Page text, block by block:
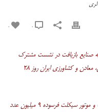
0
صنایع بازیافت در نشست مشترک
کمیسیون‌های توسعه پایدار و انرژی اتاق بازرگانی، صنایع، معادن و کشاورزی ایران روز ۲۸
«تعداد خودروهای فرسوده کشور ۳ میلیون و ۵۰۰ هزار تا و موتور سیکلت فرسوده ۹ میلیون عدد